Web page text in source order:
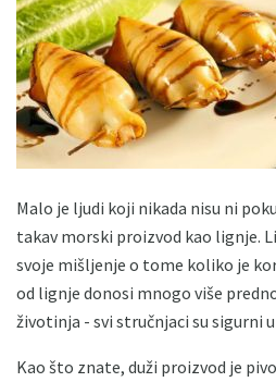
Malo je ljudi koji nikada nisu ni
takav morski proizvod kao lignje.
svoje mišljenje o tome koliko je
od lignje donosi mnogo više
životinja - svi stručnjaci su sigurni
Kao što znate, duži proizvod je